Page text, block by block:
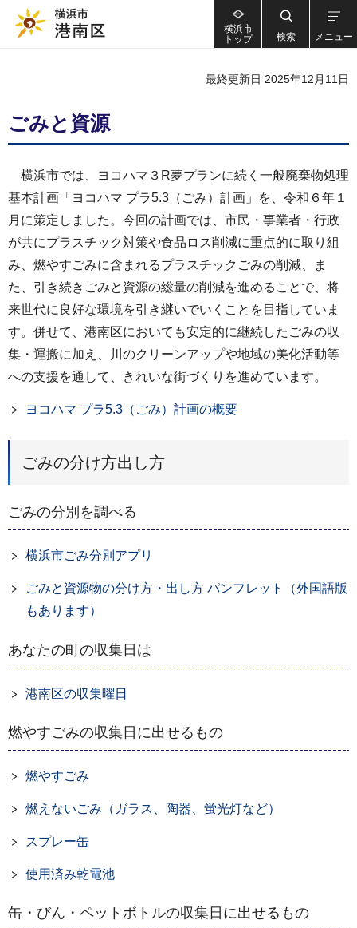
横浜市
トップ
検索 メニュー
最終更新日 2025年12月11日
ごみと資源
横浜市では、ヨコハマ３R夢プランに続く一般廃棄物処理
基本計画「ヨコハマ プラ5.3（ごみ）計画」を、令和６年１
月に策定しました。今回の計画では、市民・事業者・行政
が共にプラスチック対策や食品ロス削減に重点的に取り組
み、燃やすごみに含まれるプラスチックごみの削減、ま
た、引き続きごみと資源の総量の削減を進めることで、将
来世代に良好な環境を引き継いでいくことを目指していま
す。併せて、港南区においても安定的に継続したごみの収
集・運搬に加え、川のクリーンアップや地域の美化活動等
への支援を通して、きれいな街づくりを進めています。
ヨコハマ プラ5.3（ごみ）計画の概要
ごみの分け方出し方
ごみの分別を調べる
横浜市ごみ分別アプリ
ごみと資源物の分け方・出し方 パンフレット（外国語版
もあります）
あなたの町の収集日は
港南区の収集曜日
燃やすごみの収集日に出せるもの
燃やすごみ
燃えないごみ（ガラス、陶器、蛍光灯など）
スプレー缶
使用済み乾電池
缶・びん・ペットボトルの収集日に出せるもの